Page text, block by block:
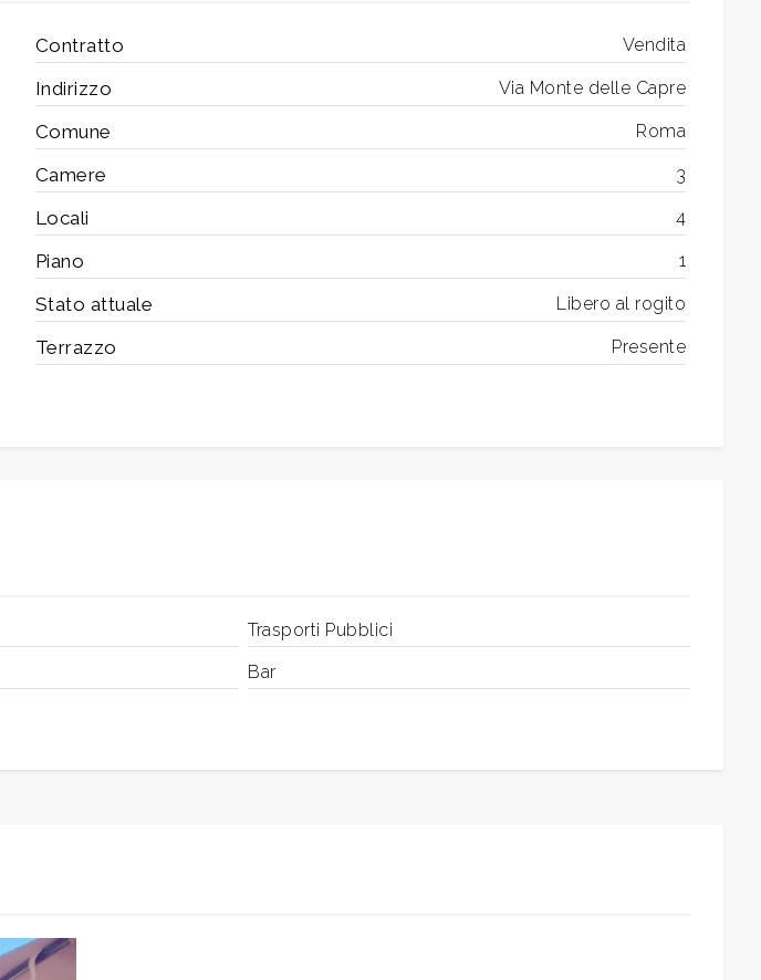
Contratto Vendita
Indirizzo Via Monte delle Capre
Comune Roma
Camere 3
Locali 4
Piano 1
Stato attuale Libero al rogito
Terrazzo Presente
Trasporti Pubblici
Bar